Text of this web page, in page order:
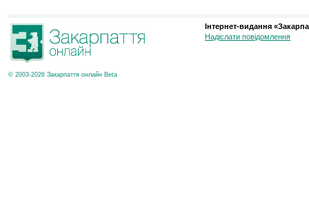
© 2003-2026 Закарпаття онлайн Beta
Інтернет-видання
Надіслати повідомлення